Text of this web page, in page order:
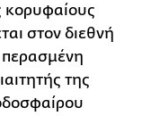
κορυφαίους
στον διεθνή
περασμένη
της